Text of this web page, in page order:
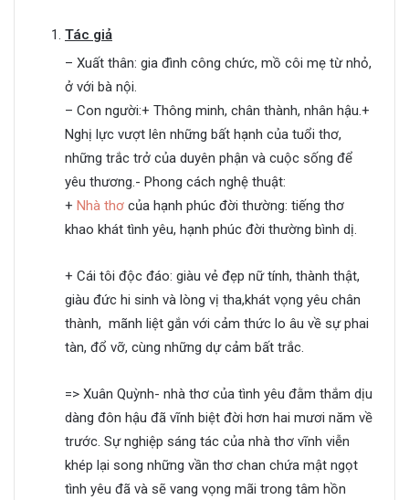
Tác giả
– Xuất thân: gia đình công chức, mồ côi mẹ từ nhỏ,
ở với bà nội.
– Con người:+ Thông minh, chân thành, nhân hậu.+
Nghị lực vượt lên những bất hạnh của tuổi thơ,
những trắc trở của duyên phận và cuộc sống để
yêu thương.- Phong cách nghệ thuật:
+ Nhà thơ của hạnh phúc đời thường: tiếng thơ
khao khát tình yêu, hạnh phúc đời thường bình dị.
+ Cái tôi độc đáo: giàu vẻ đẹp nữ tính, thành thật,
giàu đức hi sinh và lòng vị tha,khát vọng yêu chân
thành, mãnh liệt gắn với cảm thức lo âu về sự phai
tàn, đổ vỡ, cùng những dự cảm bất trắc.
=> Xuân Quỳnh- nhà thơ của tình yêu đằm thắm dịu
dàng đôn hậu đã vĩnh biệt đời hơn hai mươi năm về
trước. Sự nghiệp sáng tác của nhà thơ vĩnh viễn
khép lại song những vần thơ chan chứa mật ngọt
tình yêu đã và sẽ vang vọng mãi trong tâm hồn